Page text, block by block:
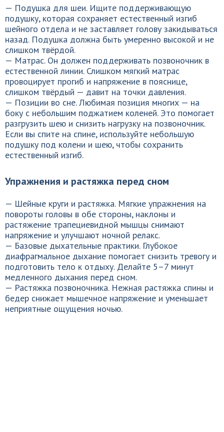
— Подушка для шеи. Ищите поддерживающую
подушку, которая сохраняет естественный изгиб
шейного отдела и не заставляет голову закидываться
назад. Подушка должна быть умеренно высокой и не
слишком твёрдой.
— Матрас. Он должен поддерживать позвоночник в
естественной линии. Слишком мягкий матрас
провоцирует прогиб и напряжение в пояснице,
слишком твёрдый — давит на точки давления.
— Позиции во сне. Любимая позиция многих — на
боку с небольшим поджатием коленей. Это помогает
разгрузить шею и снизить нагрузку на позвоночник.
Если вы спите на спине, используйте небольшую
подушку под колени и шею, чтобы сохранить
естественный изгиб.
Упражнения и растяжка перед сном
— Шейные круги и растяжка. Мягкие упражнения на
повороты головы в обе стороны, наклоны и
растяжение трапециевидной мышцы снимают
напряжение и улучшают ночной релакс.
— Базовые дыхательные практики. Глубокое
диафрагмальное дыхание помогает снизить тревогу и
подготовить тело к отдыху. Делайте 5–7 минут
медленного дыхания перед сном.
— Растяжка позвоночника. Нежная растяжка спины и
бедер снижает мышечное напряжение и уменьшает
неприятные ощущения ночью.